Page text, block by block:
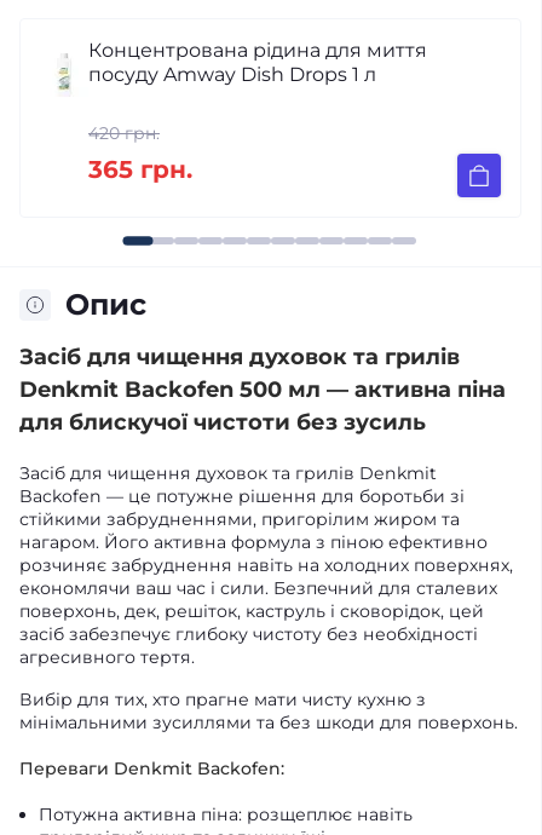
Піна для унітазу Denkmit WC
Reinigungsschaum Zitrone 500 мл
230 грн.
185 грн.
Опис
Засіб для чищення духовок та грилів
Denkmit Backofen 500 мл — активна піна
для блискучої чистоти без зусиль
Засіб для чищення духовок та грилів Denkmit
Backofen — це потужне рішення для боротьби зі
стійкими забрудненнями, пригорілим жиром та
нагаром. Його активна формула з піною ефективно
розчиняє забруднення навіть на холодних поверхнях,
економлячи ваш час і сили. Безпечний для сталевих
поверхонь, дек, решіток, каструль і сковорідок, цей
засіб забезпечує глибоку чистоту без необхідності
агресивного тертя.
Вибір для тих, хто прагне мати чисту кухню з
мінімальними зусиллями та без шкоди для поверхонь.
Переваги Denkmit Backofen:
Потужна активна піна: розщеплює навіть